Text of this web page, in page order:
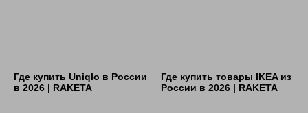
Где купить Uniqlo в России
в 2026 | RAKETA
Где купить товары IKEA из
России в 2026 | RAKETA